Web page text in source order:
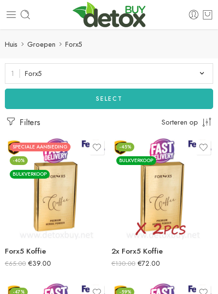
Huis Groepen Forx5
Forx5
SELECT
Filters Sorteren op
SPECIALE AANBIEDING
-40%
BULKVERKOOP
Forx5 Koffie
€65.00 €39.00
-45%
BULKVERKOOP
2x Forx5 Koffie
€130.00 €72.00
-47%
-59%